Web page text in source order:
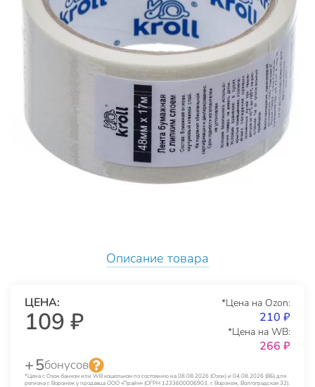
Описание товара
ЦЕНА:
109 ₽
*Цена на Ozon:
210 ₽
*Цена на WB:
266 ₽
+ 5бонусов
*Цена с Озон банком или WB кошельком по состоянию на 08.08.2026 (Озон) и 04.08.2026 (ВБ) для
региона г. Воронеж у продавца ООО «Прайм» (ОГРН 1233600006903, г. Воронеж, Волгоградская 32).